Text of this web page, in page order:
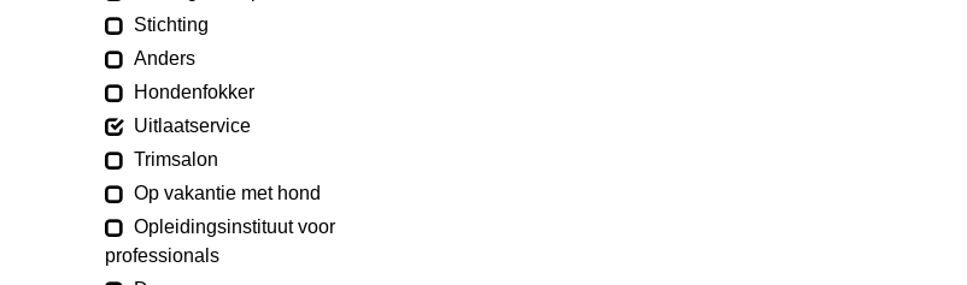
Stichting
Anders
Hondenfokker
Uitlaatservice
Trimsalon
Op vakantie met hond
Opleidingsinstituut voor
professionals